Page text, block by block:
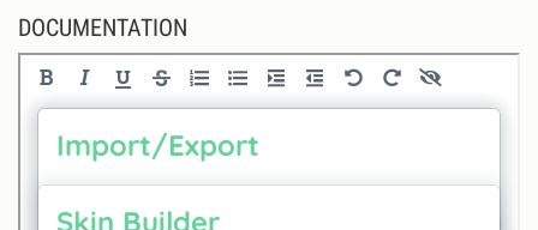
DOCUMENTATION